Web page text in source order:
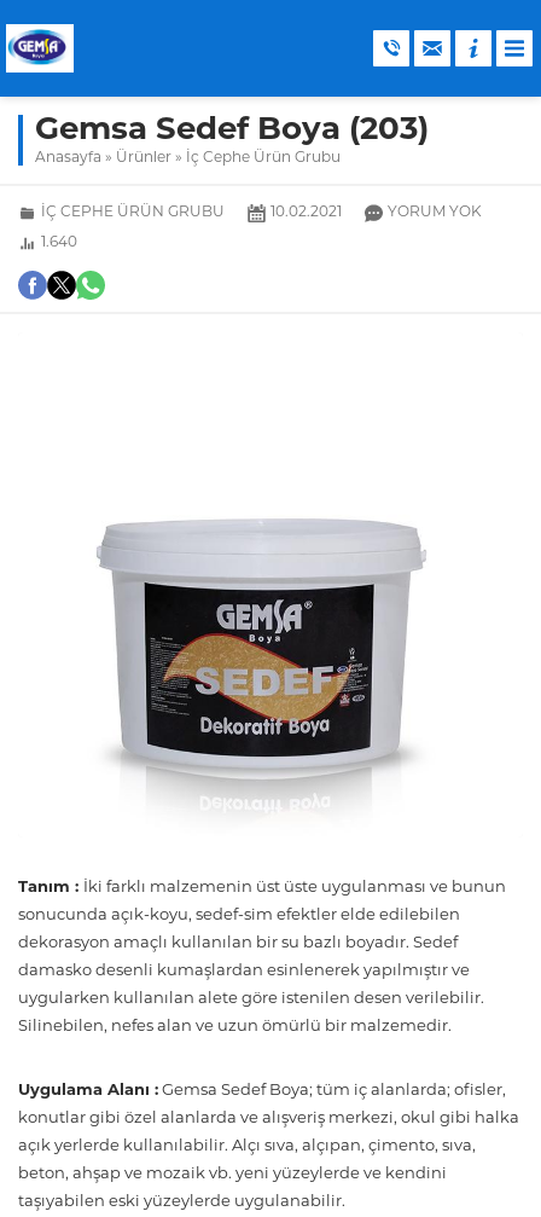
Gemsa Sedef Boya (203)
Anasayfa » Ürünler » İç Cephe Ürün Grubu
İÇ CEPHE ÜRÜN GRUBU 10.02.2021 YORUM YOK
1.640
Tanım :
İki farklı malzemenin üst üste uygulanması ve bunun
sonucunda açık-koyu, sedef-sim efektler elde edilebilen
dekorasyon amaçlı kullanılan bir su bazlı boyadır. Sedef
damasko desenli kumaşlardan esinlenerek yapılmıştır ve
uygularken kullanılan alete göre istenilen desen verilebilir.
Silinebilen, nefes alan ve uzun ömürlü bir malzemedir.
Uygulama Alanı : Gemsa Sedef Boya; tüm iç alanlarda; ofisler,
konutlar gibi özel alanlarda ve alışveriş merkezi, okul gibi halka
açık yerlerde kullanılabilir. Alçı sıva, alçıpan, çimento, sıva,
beton, ahşap ve mozaik vb. yeni yüzeylerde ve kendini
taşıyabilen eski yüzeylerde uygulanabilir.